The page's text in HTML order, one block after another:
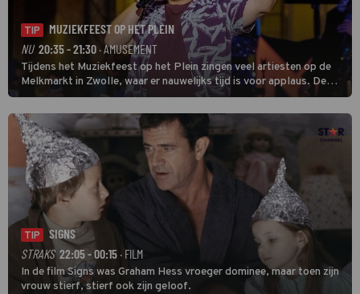
TIP
MUZIEKFEEST OP HET PLEIN
NU 20:35 - 21:30· AMUSEMENT
Tijdens het Muziekfeest op het Plein zingen veel artiesten op de
Melkmarkt in Zwolle, waar er nauwelijks tijd is voor applaus. De
grootste namen zijn André Hazes, Jannes, René Froger en
natuurlijk Rutger van Barneveld met zijn hit Zwoele Zomernachten.
TIP
SIGNS
STRAKS 22:05 - 00:15 · FILM
In de film Signs was Graham Hess vroeger dominee, maar toen zijn
vrouw stierf, stierf ook zijn geloof.